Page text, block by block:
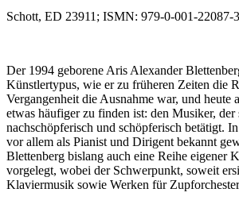
Schott, ED 23911; ISMN: 979-0-001-22087-3
Der 1994 geborene Aris Alexander
Künstlertypus, wie er zu früheren Zeiten die
Vergangenheit die Ausnahme war, und heute
etwas häufiger zu finden ist: den Musiker, der
nachschöpferisch und schöpferisch betätigt.
vor allem als Pianist und Dirigent bekannt
Blettenberg bislang auch eine Reihe eigener
vorgelegt, wobei der Schwerpunkt, soweit
Klaviermusik sowie Werken für